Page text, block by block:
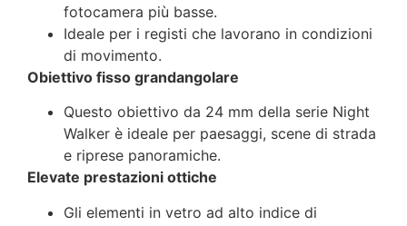
fotocamera più basse.
Ideale per i registi che lavorano in condizioni
di movimento.
Obiettivo fisso grandangolare
Questo obiettivo da 24 mm della serie Night
Walker è ideale per paesaggi, scene di strada
e riprese panoramiche.
Elevate prestazioni ottiche
Gli elementi in vetro ad alto indice di